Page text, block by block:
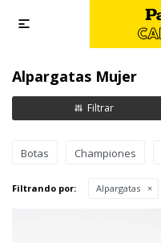

Alpargatas Mujer
Botas Championes
Filtrando por: Alpargatas